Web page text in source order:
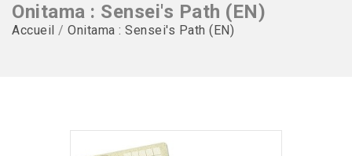
Onitama : Sensei's Path (EN)
Accueil / Onitama : Sensei's Path (EN)